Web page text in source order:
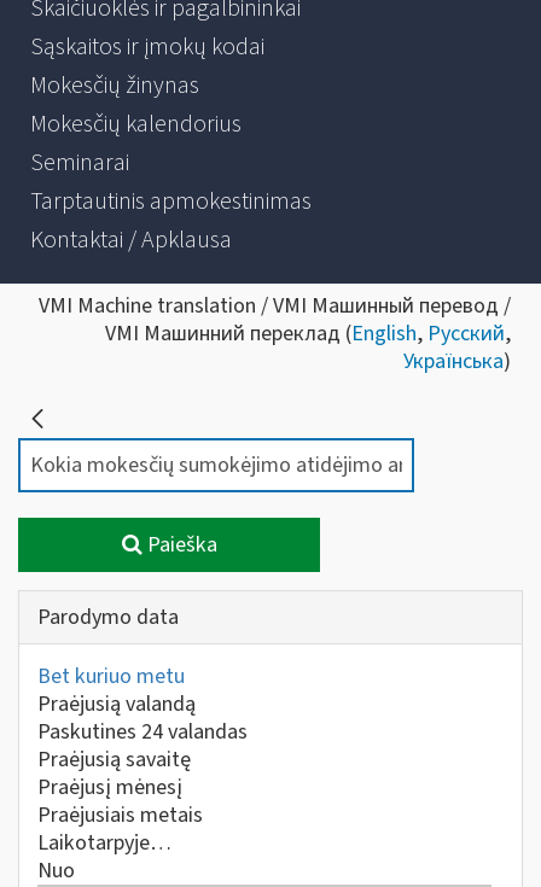
Skaičiuoklės ir pagalbininkai
Sąskaitos ir įmokų kodai
Mokesčių žinynas
Mokesčių kalendorius
Seminarai
Tarptautinis apmokestinimas
Kontaktai / Apklausa
VMI Machine translation / VMI Машинный перевод /
VMI Машинний переклад (English, Русский,
Українська)
Paieška
Parodymo data
Bet kuriuo metu
Praėjusią valandą
Paskutines 24 valandas
Praėjusią savaitę
Praėjusį mėnesį
Praėjusiais metais
Laikotarpyje…
Nuo